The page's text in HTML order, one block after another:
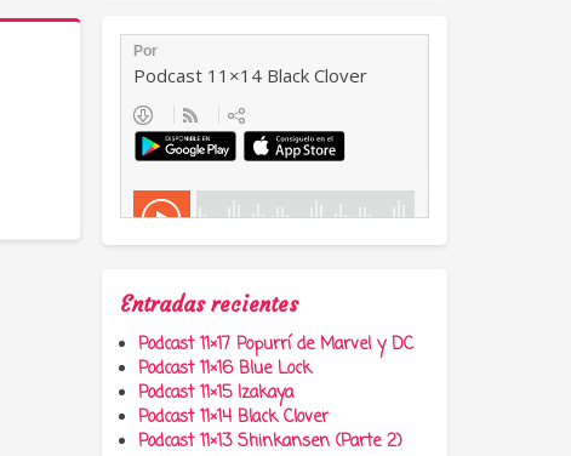
Entradas recientes
Podcast 11×17 Popurrí de Marvel y DC
Podcast 11×16 Blue Lock
Podcast 11×15 Izakaya
Podcast 11×14 Black Clover
Podcast 11×13 Shinkansen (Parte 2)